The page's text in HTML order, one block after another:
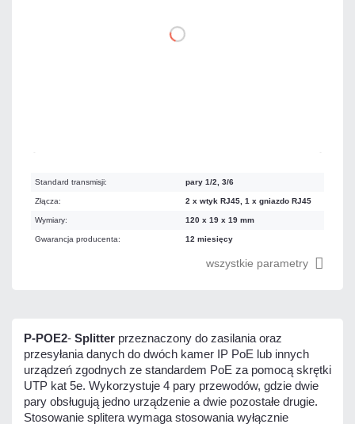
Standard transmisji: pary 1/2, 3/6
Złącza: 2 x wtyk RJ45, 1 x gniazdo RJ45
Wymiary: 120 x 19 x 19 mm
Gwarancja producenta: 12 miesięcy
wszystkie parametry
P-POE2- Splitter przeznaczony do zasilania oraz
przesyłania danych do dwóch kamer IP PoE lub innych
urządzeń zgodnych ze standardem PoE za pomocą skrętki
UTP kat 5e. Wykorzystuje 4 pary przewodów, gdzie dwie
pary obsługują jedno urządzenie a dwie pozostałe drugie.
Stosowanie splitera wymaga stosowania wyłącznie